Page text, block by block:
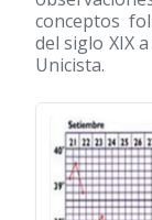
conceptos
del siglo XIX
Unicista.